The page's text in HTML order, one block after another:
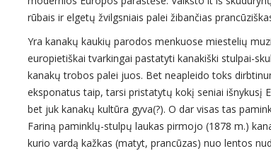
rūbais ir elgetų žvilgsniais palei žibančias
Yra kanakų kaukių parodos menkuose miestelių
europietiškai tvarkingai pastatyti kanakiški stulpai-
kanakų trobos palei juos. Bet neapleido toks
eksponatus taip, tarsi pristatytų kokį seniai išnykusį
bet juk kanakų kultūra gyva(?). O dar visas tas
Fariną paminklų-stulpų laukas pirmojo (1878 m.)
kurio vardą kažkas (matyt, prancūzas) nuo lentos